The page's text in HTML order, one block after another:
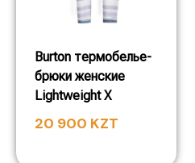
Burton термобелье-
брюки женские
Lightweight X
20 900 KZT